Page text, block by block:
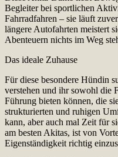
Begleiter bei sportlichen
Fahrradfahren – sie läuft
längere Autofahrten meistert
Abenteuern nichts im Weg
Das ideale Zuhause
Für diese besondere Hündin
verstehen und ihr sowohl die
Führung bieten können, die
strukturierten und ruhigen
kann, aber auch mal Zeit für
am besten Akitas, ist von
Eigenständigkeit richtig